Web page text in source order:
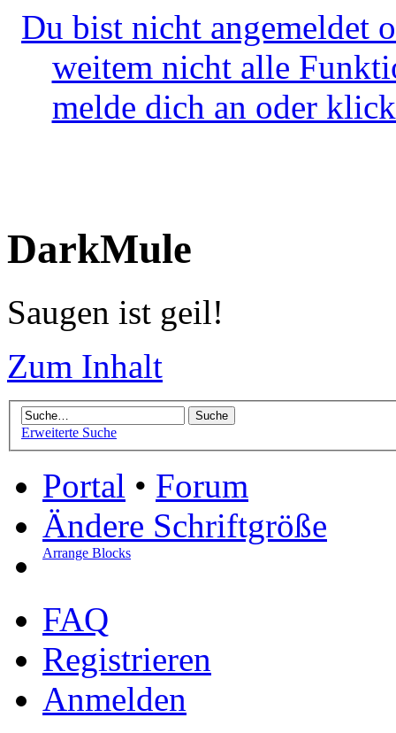
Du bist nicht angemeldet
weitem nicht alle
melde dich an oder
DarkMule
Saugen ist geil!
Zum Inhalt
Erweiterte Suche
Portal • Forum
Ändere Schriftgröße
Arrange Blocks
FAQ
Registrieren
Anmelden